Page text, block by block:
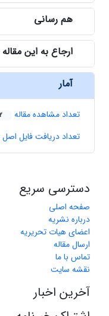
هم رسانی
ارجاع به این مقاله
آمار
تعداد مشاهده مقاله
تعداد دریافت فایل اصل
دسترسی سریع
صفحه اصلی
درباره نشریه
اعضای هیات تحریریه
ارسال مقاله
تماس با ما
نقشه سایت
آخرین اخبار